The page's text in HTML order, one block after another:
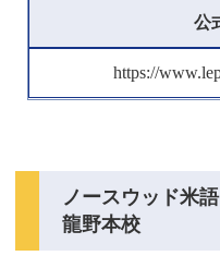
公
https://
ノースウッド米
龍野本校